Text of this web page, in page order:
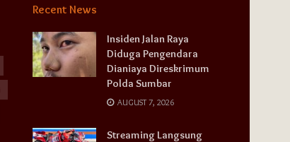
Recent News
Insiden Jalan Raya
Diduga Pengendara
Dianiaya Direskrimum
Polda Sumbar
AUGUST 7, 2026
Streaming Langsung